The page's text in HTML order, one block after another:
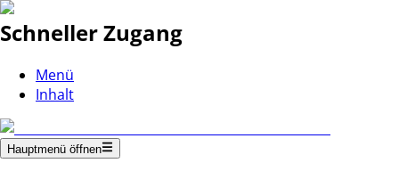
Schneller Zugang
Menü
Inhalt
Hauptmenü öffnen